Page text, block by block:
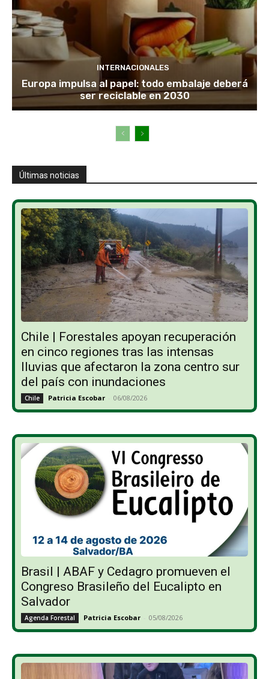
INTERNACIONALES
Europa impulsa al papel: todo embalaje deberá
ser reciclable en 2030
Últimas noticias
Chile | Forestales apoyan recuperación
en cinco regiones tras las intensas
lluvias que afectaron la zona centro sur
del país con inundaciones
Chile Patricia Escobar - 06/08/2026
Brasil | ABAF y Cedagro promueven el
Congreso Brasileño del Eucalipto en
Salvador
Agenda Forestal Patricia Escobar - 05/08/2026